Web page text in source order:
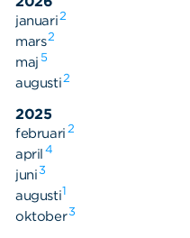
januari2
mars2
maj 5
augusti2
2025
februari 2
april 4
juni3
augusti1
oktober3